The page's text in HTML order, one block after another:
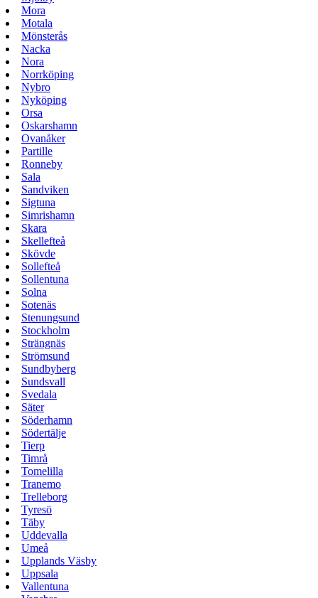
Mora
Motala
Mönsterås
Nacka
Nora
Norrköping
Nybro
Nyköping
Orsa
Oskarshamn
Ovanåker
Partille
Ronneby
Sala
Sandviken
Sigtuna
Simrishamn
Skara
Skellefteå
Skövde
Sollefteå
Sollentuna
Solna
Sotenäs
Stenungsund
Stockholm
Strängnäs
Strömsund
Sundbyberg
Sundsvall
Svedala
Säter
Söderhamn
Södertälje
Tierp
Timrå
Tomelilla
Tranemo
Trelleborg
Tyresö
Täby
Uddevalla
Umeå
Upplands Väsby
Uppsala
Vallentuna